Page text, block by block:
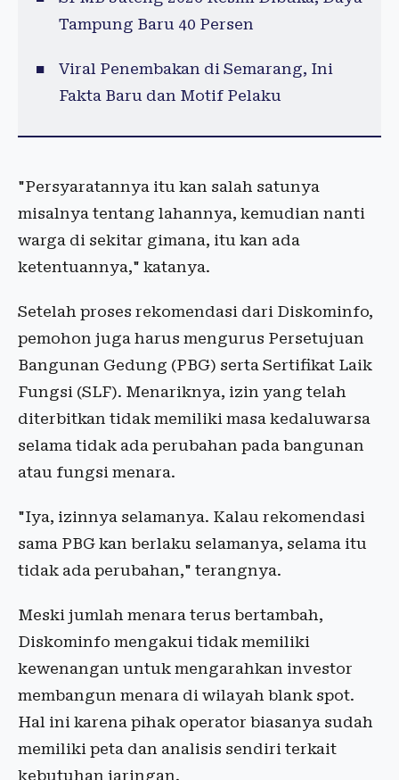
Tampung Baru 40 Persen
Viral Penembakan di Semarang, Ini
Fakta Baru dan Motif Pelaku
"Persyaratannya itu kan salah satunya
misalnya tentang lahannya, kemudian nanti
warga di sekitar gimana, itu kan ada
ketentuannya," katanya.
Setelah proses rekomendasi dari Diskominfo,
pemohon juga harus mengurus Persetujuan
Bangunan Gedung (PBG) serta Sertifikat Laik
Fungsi (SLF). Menariknya, izin yang telah
diterbitkan tidak memiliki masa kedaluwarsa
selama tidak ada perubahan pada bangunan
atau fungsi menara.
"Iya, izinnya selamanya. Kalau rekomendasi
sama PBG kan berlaku selamanya, selama itu
tidak ada perubahan," terangnya.
Meski jumlah menara terus bertambah,
Diskominfo mengakui tidak memiliki
kewenangan untuk mengarahkan investor
membangun menara di wilayah blank spot.
Hal ini karena pihak operator biasanya sudah
memiliki peta dan analisis sendiri terkait
kebutuhan jaringan.